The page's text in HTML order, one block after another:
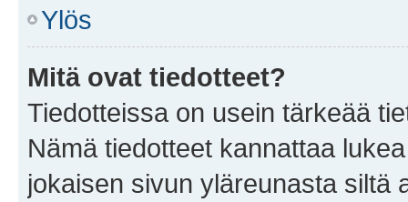
Ylös
Mitä ovat tiedotteet?
Tiedotteissa on usein tärkeää
Nämä tiedotteet kannattaa
jokaisen sivun yläreunasta siltä